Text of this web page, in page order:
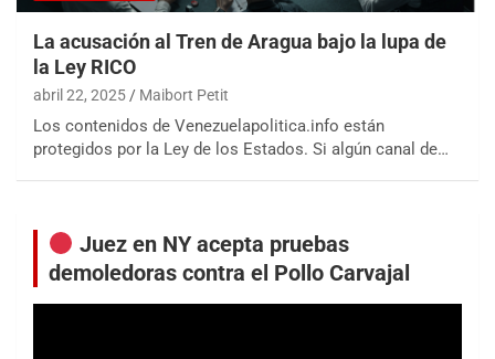
La acusación al Tren de Aragua bajo la lupa de
la Ley RICO
abril 22, 2025 Maibort Petit
Los contenidos de Venezuelapolitica.info están
protegidos por la Ley de los Estados. Si algún canal de…
Juez en NY acepta pruebas
demoledoras contra el Pollo Carvajal